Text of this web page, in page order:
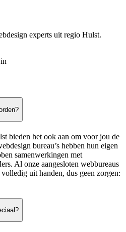
experts uit regio Hulst.
bieden het ook aan om voor jou de
bureau’s hebben hun eigen
samenwerkingen met
Al onze aangesloten webbureaus
uit handen, dus geen zorgen: